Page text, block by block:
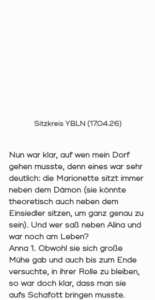
Sitzkreis YBLN (17.04.26)
Nun war klar, auf wen mein Dorf
gehen musste, denn eines war sehr
deutlich: die Marionette sitzt immer
neben dem Dämon (sie könnte
theoretisch auch neben dem
Einsiedler sitzen, um ganz genau zu
sein). Und wer saß neben Alina und
war noch am Leben?
Anna 1. Obwohl sie sich große
Mühe gab und auch bis zum Ende
versuchte, in ihrer Rolle zu bleiben,
so war doch klar, dass man sie
aufs Schafott bringen musste.